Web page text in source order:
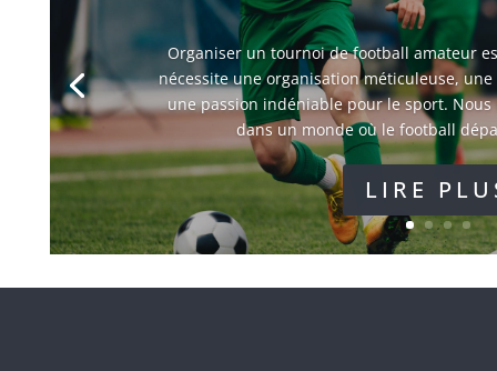
Organiser un tournoi de football amateur
nécessite une organisation méticuleuse,
une passion indéniable pour le sport.
dans un monde où le football
LIRE